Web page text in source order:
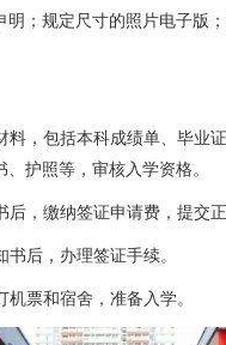
明；规定尺寸的照片电子版
料，包括本科成绩单、毕业
护照等，审核入学资格。
后，缴纳签证申请费，提交正
后，办理签证手续。
票和宿舍，准备入学。